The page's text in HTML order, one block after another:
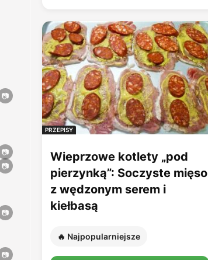
PRZEPISY
Wieprzowe kotlety „pod
pierzynką”: Soczyste mięso
z wędzonym serem i
kiełbasą
🔥 Najpopularniejsze